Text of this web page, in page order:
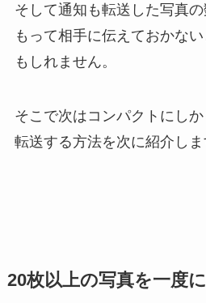
そして通知も転送した写真
もって相手に伝えておかな
もしれません。
そこで次はコンパクトにし
転送する方法を次に紹介しま
20枚以上の写真を一度